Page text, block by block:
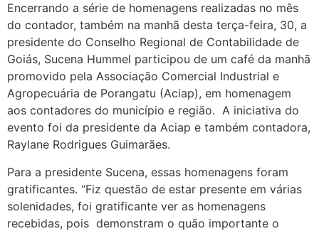
Encerrando a série de homenagens realizadas no mês
do contador, também na manhã desta terça-feira, 30, a
presidente do Conselho Regional de Contabilidade de
Goiás, Sucena Hummel participou de um café da manhã
promovido pela Associação Comercial Industrial e
Agropecuária de Porangatu (Aciap), em homenagem
aos contadores do município e região. A iniciativa do
evento foi da presidente da Aciap e também contadora,
Raylane Rodrigues Guimarães.
Para a presidente Sucena, essas homenagens foram
gratificantes. “Fiz questão de estar presente em várias
solenidades, foi gratificante ver as homenagens
recebidas, pois demonstram o quão importante o